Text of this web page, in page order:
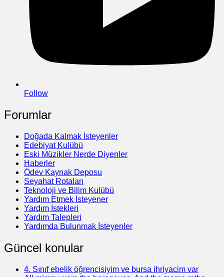
Follow
Forumlar
Doğada Kalmak İsteyenler
Edebiyat Kulübü
Eski Müzikler Nerde Diyenler
Haberler
Ödev Kaynak Deposu
Seyahat Rotaları
Teknoloji ve Bilim Kulübü
Yardım Etmek İsteyener
Yardım İstekleri
Yardım Talepleri
Yardımda Bulunmak İsteyenler
Güncel konular
4. Sınıf ebelik öğrencisiyim ve bursa ihriyacim var